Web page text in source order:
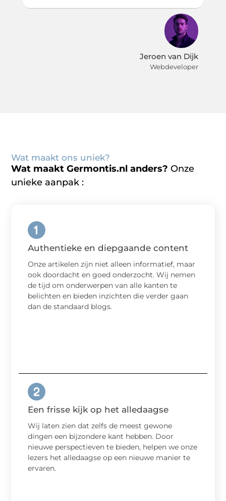
Jeroen van Dijk
Webdeveloper
Wat maakt ons uniek?
Wat maakt Germontis.nl anders? Onze
unieke aanpak :
Authentieke en diepgaande content
Onze artikelen zijn niet alleen informatief, maar
ook doordacht en goed onderzocht. Wij nemen
de tijd om onderwerpen van alle kanten te
belichten en bieden inzichten die verder gaan
dan de standaard blogs.
Een frisse kijk op het alledaagse
Wij laten zien dat zelfs de meest gewone
dingen een bijzondere kant hebben. Door
nieuwe perspectieven te bieden, helpen we onze
lezers het alledaagse op een nieuwe manier te
ervaren.